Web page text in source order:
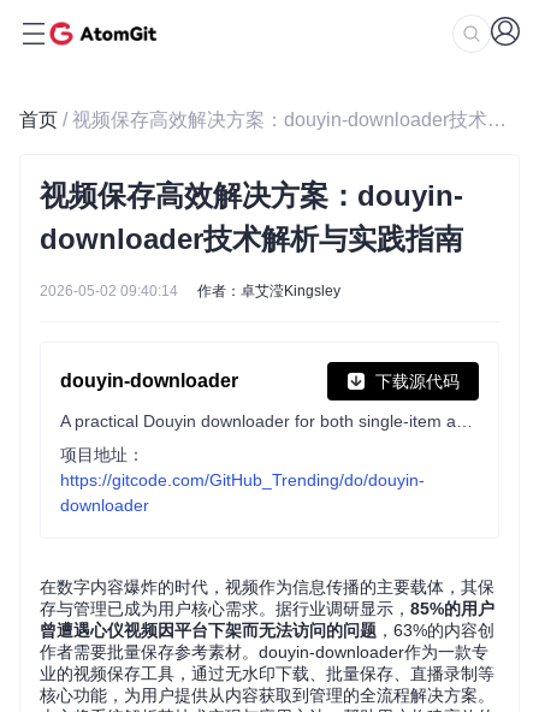
首页 / 视频保存高效解决方案：douyin-downloader技术解析与实践指南
视频保存高效解决方案：douyin-
downloader技术解析与实践指南
2026-05-02 09:40:14 作者：卓艾滢Kingsley
douyin-downloader 下载源代码
项目地址：
https://gitcode.com/GitHub_Trending/do/douyin-
downloader
在数字内容爆炸的时代，视频作为信息传播的主要载体，其保
存与管理已成为用户核心需求。据行业调研显示， 85%的用户
曾遭遇心仪视频因平台下架而无法访问的问题 ，63%的内容创
作者需要批量保存参考素材。douyin-downloader作为一款专
业的视频保存工具，通过无水印下载、批量保存、直播录制等
核心功能，为用户提供从内容获取到管理的全流程解决方案。